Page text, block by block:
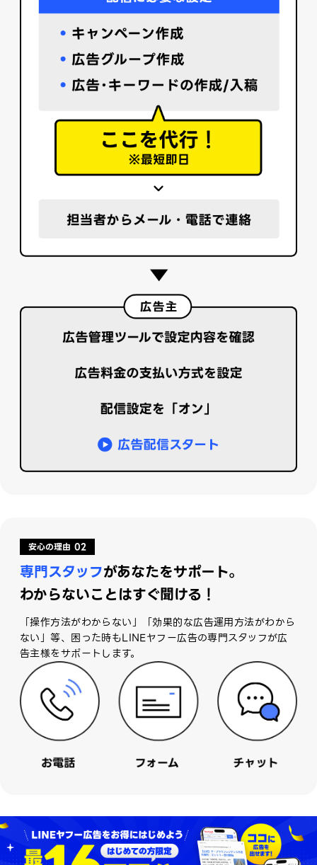
安心の理由 02
専門スタッフがあなたをサポート。
わからないことはすぐ聞ける！
「操作方法がわからない」「効果的な広告運用方法がわから
ない」等、困った時もLINEヤフー広告の専門スタッフが広
告主様をサポートします。